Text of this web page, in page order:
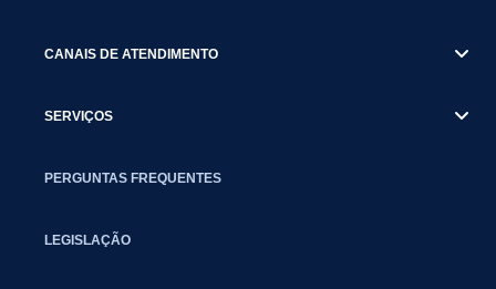
CANAIS DE ATENDIMENTO
SERVIÇOS
PERGUNTAS FREQUENTES
LEGISLAÇÃO